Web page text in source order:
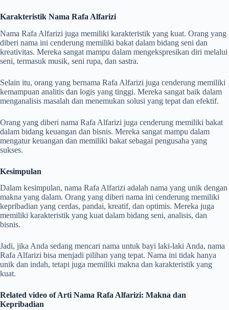
Karakteristik Nama Rafa Alfarizi
Nama Rafa Alfarizi juga memiliki karakteristik yang kuat. Orang yang
diberi nama ini cenderung memiliki bakat dalam bidang seni dan
kreativitas. Mereka sangat mampu dalam mengekspresikan diri melalui
seni, termasuk musik, seni rupa, dan sastra.
Selain itu, orang yang bernama Rafa Alfarizi juga cenderung memiliki
kemampuan analitis dan logis yang tinggi. Mereka sangat baik dalam
menganalisis masalah dan menemukan solusi yang tepat dan efektif.
Orang yang diberi nama Rafa Alfarizi juga cenderung memiliki bakat
dalam bidang keuangan dan bisnis. Mereka sangat mampu dalam
mengatur keuangan dan memiliki bakat sebagai pengusaha yang
sukses.
Kesimpulan
Dalam kesimpulan, nama Rafa Alfarizi adalah nama yang unik dengan
makna yang dalam. Orang yang diberi nama ini cenderung memiliki
kepribadian yang cerdas, pandai, kreatif, dan optimis. Mereka juga
memiliki karakteristik yang kuat dalam bidang seni, analisis, dan
bisnis.
Jadi, jika Anda sedang mencari nama untuk bayi laki-laki Anda, nama
Rafa Alfarizi bisa menjadi pilihan yang tepat. Nama ini tidak hanya
unik dan indah, tetapi juga memiliki makna dan karakteristik yang
kuat.
Related video of Arti Nama Rafa Alfarizi: Makna dan
Kepribadian